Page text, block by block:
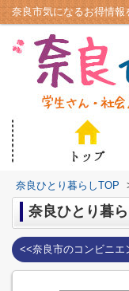
奈良ひとり暮らしTOP
奈良ひとり暮
<<奈良市のコンビニエ